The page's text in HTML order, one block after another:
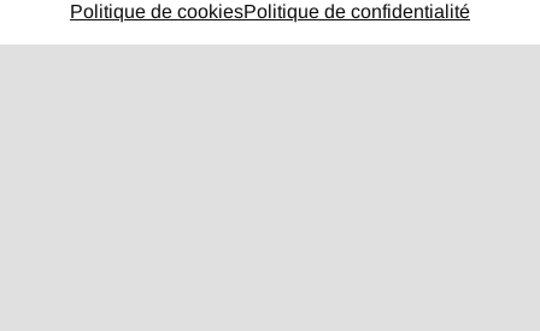
Politique de cookiesPolitique de confidentialité